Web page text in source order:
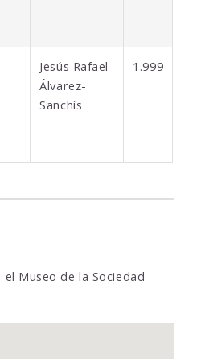
Jesús Rafael
Álvarez-
Sanchís
1.999
Museo de la Sociedad